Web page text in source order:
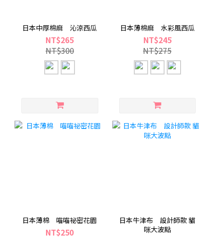
日本中厚棉麻 沁涼西瓜
NT$265
NT$300
日本薄棉麻 水彩風西瓜
NT$245
NT$275
日本薄棉 喵喵祕密花園
NT$250
日本牛津布 設計師款 貓
咪大波點